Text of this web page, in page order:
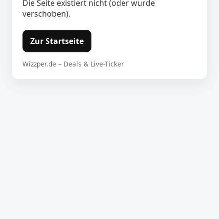
Die Seite existiert nicht (oder wurde
verschoben).
Zur Startseite
Wizzper.de – Deals & Live-Ticker